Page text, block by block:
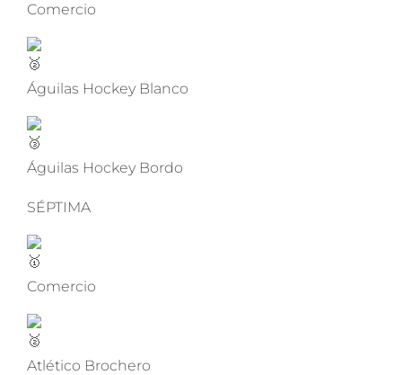
Comercio
Águilas Hockey Blanco
Águilas Hockey Bordo
SÉPTIMA
Comercio
Atlético Brochero